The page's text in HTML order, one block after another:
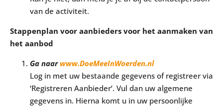
van de activiteit.
Stappenplan voor aanbieders voor het aanmaken van
het aanbod
Ga naar www.DoeMeeInWoerden.nl
Log in met uw bestaande gegevens of registreer via
‘Registreren Aanbieder’. Vul dan uw algemene
gegevens in. Hierna komt u in uw persoonlijke